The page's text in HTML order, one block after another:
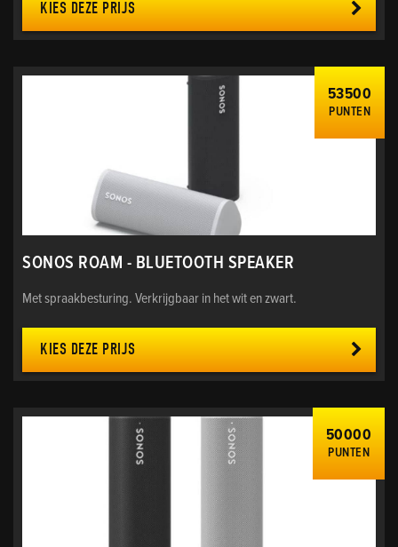
KIES DEZE PRIJS
53500
PUNTEN
SONOS ROAM - BLUETOOTH SPEAKER
Met spraakbesturing. Verkrijgbaar in het wit en zwart.
KIES DEZE PRIJS
50000
PUNTEN